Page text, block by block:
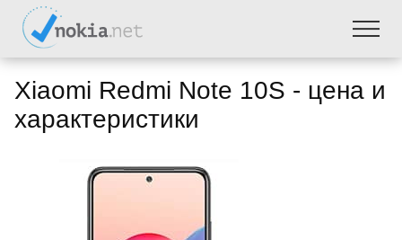
Xiaomi Redmi Note 10S - цена и
характеристики